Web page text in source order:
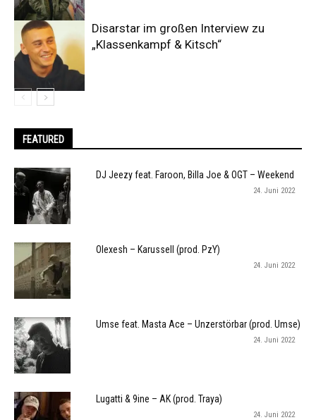
Disarstar im großen Interview zu
„Klassenkampf & Kitsch“
FEATURED
DJ Jeezy feat. Faroon, Billa Joe & OGT – Weekend
24. Juni 2022
Olexesh – Karussell (prod. PzY)
24. Juni 2022
Umse feat. Masta Ace – Unzerstörbar (prod. Umse)
24. Juni 2022
Lugatti & 9ine – AK (prod. Traya)
24. Juni 2022